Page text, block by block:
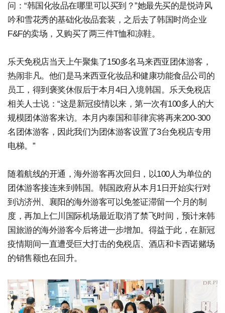
问：“韩国化妆品在哪里可以买到？”她最先买的是悦诗风
吟和雪花秀的基础化妆品套装，之后去了韩国时尚企业
F&F的卖场，又购买了两三件T恤和凉鞋。
乐天免税店当天上午聚集了150多名马来西亚团体游客，
热闹非凡。他们是马来西亚化妆品和健康功能食品公司的
员工，得到褒奖休假后于本月4日入境韩国。乐天免税店
相关人士说：“这是新冠疫情以来，第一次有100多人的大
规模团体游客来访。本月内泰国和菲律宾将再来200-300
名团体游客，因此我们为团体游客设置了3台免税店专用
电梯。”
随着航线的开通，海外游客再次回归，以100人为单位的
团体游客接连来到韩国。韩国政府从本月1日开始实行对
到访济州、襄阳的海外游客可以免签证滞留一个月的制
度，再加上仁川国际机场最近取消了禁飞时间，预计来韩
国旅游的海外游客今后将进一步增加。得益于此，在新冠
疫情期间一直遭受巨大打击的免税店、酒店和卡西诺赌场
的销售额也在回升。